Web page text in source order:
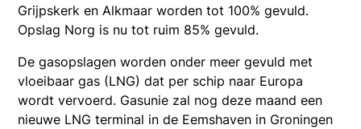
Grijpskerk en Alkmaar worden tot 100% gevuld.
Opslag Norg is nu tot ruim 85% gevuld.
De gasopslagen worden onder meer gevuld met
vloeibaar gas (LNG) dat per schip naar Europa
wordt vervoerd. Gasunie zal nog deze maand een
nieuwe LNG terminal in de Eemshaven in Groningen